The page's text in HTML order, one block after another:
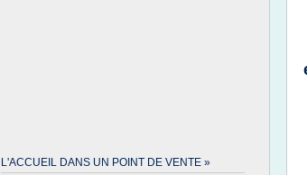
L'ACCUEIL DANS UN POINT DE VENTE »